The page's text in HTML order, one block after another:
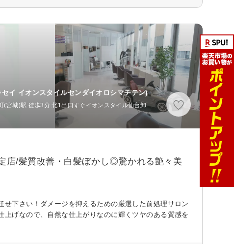
イ イオンスタイルセンダイオロシマチテン)
(宮城)駅 徒歩3分 北1出口すぐイオンスタイル仙台卸
店/髪質改善・白髪ぼかし◎驚かれる艶々美
下さい！ダメージを抑えるための厳選した前処理サロン
げなので、自然な仕上がりなのに輝くツヤのある質感を